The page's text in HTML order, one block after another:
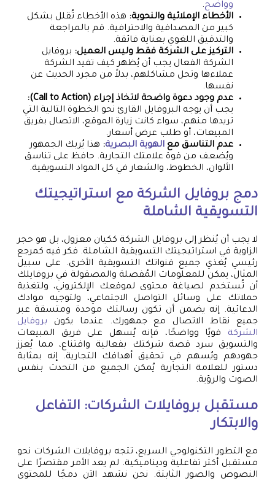
وواضح.
الأخطاء الإملائية والنحوية: هذه الأخطاء تُقلل بشكل
كبير من المصداقية والاحترافية. قم بالمراجعة
والتدقيق اللغوي بعناية فائقة.
التركيز على الشركة فقط وليس العميل: بروفايل
الشركة الفعال يجب أن يُظهر كيف تفيد الشركة
عملاءها وتحل مشاكلهم، بدلاً من مجرد الحديث عن
نفسها.
عدم وجود دعوة واضحة لاتخاذ إجراء (Call to Action):
يجب أن يوجه البروفايل القارئ نحو الخطوة التالية التي
تريدها منهم، سواء كانت زيارة الموقع، الاتصال بفريق
المبيعات، أو طلب عرض أسعار.
عدم التناسق مع الهوية البصرية: هذا يُربك الجمهور
ويُضعف من قوة علامتك التجارية. حافظ على تناسق
الألوان، الخطوط، والشعار في كل المواد التسويقية.
دمج بروفايل الشركة مع استراتيجيتك
التسويقية الشاملة
لا يجب أن يُنظر إلى بروفايل الشركة ككيان معزول، بل هو حجر
الزاوية في استراتيجيتك التسويقية الشاملة. فكر فيه كمرجع
رئيسي يُغذي جميع قنواتك التسويقية الأخرى. على سبيل
المثال، يمكن للمعلومات المُفصلة والمصقولة في بروفايلك
أن تُستخدم لصياغة محتوى لموقعك الإلكتروني، ولتغذية
حملاتك على وسائل التواصل الاجتماعي، ولتوجيه موادك
الدعائية. إنه يضمن أن تكون رسالتك موحدة ومتسقة عبر
جميع نقاط الاتصال مع جمهورك. عندما يكون بروفايل
الشركة قويًا وواضحًا، فإنه يُسهل على فريق المبيعات
والتسويق سرد قصة شركتك بفعالية واقتناع، مما يُعزز
جهودهم ويُسهم في تحقيق أهدافك التجارية. إنه بمثابة
دستور للعلامة التجارية يُمكن الجميع من التحدث بنفس
الصوت والرؤية.
مستقبل بروفايلات الشركات: التفاعل
والابتكار
مع التطور التكنولوجي السريع، تتجه بروفايلات الشركات نحو
مستقبل أكثر تفاعلية وديناميكية. لم يعد الأمر مقتصرًا على
النصوص والصور الثابتة. نحن نشهد الآن دمجًا للمحتوى